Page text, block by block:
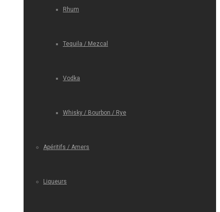
Rhum
Tequila / Mezcal
Vodka
Whisky / Bourbon / Rye
Apéritifs / Amers
Liqueurs